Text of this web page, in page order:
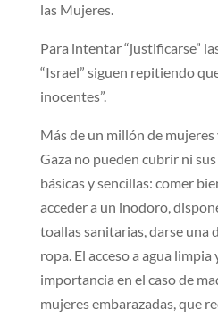
las Mujeres.
Para intentar “justificarse”
“Israel” siguen repitiendo
inocentes”.
Más de un millón de
Gaza no pueden cubrir ni
básicas y sencillas: comer
acceder a un inodoro,
toallas sanitarias, darse una
ropa. El acceso a agua
importancia en el caso de
mujeres embarazadas, que